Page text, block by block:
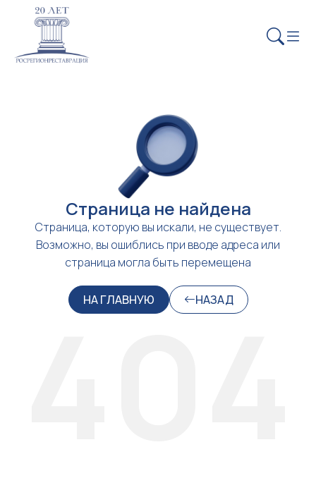
Страница не найдена
Страница, которую вы искали, не существует.
Возможно, вы ошиблись при вводе адреса или
страница могла быть перемещена
НА ГЛАВНУЮ НАЗАД